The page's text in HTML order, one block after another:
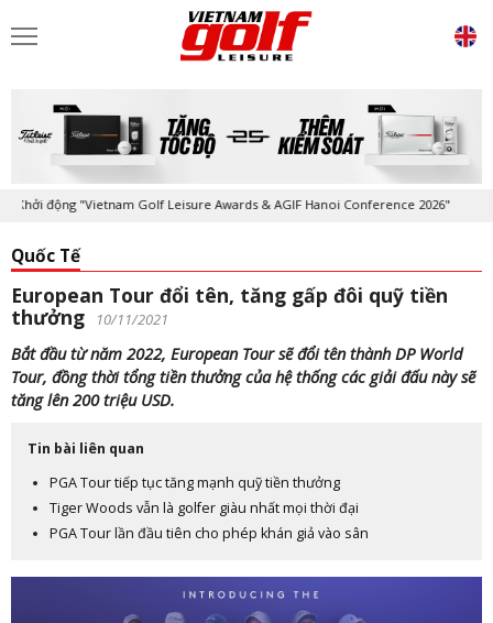
động "Vietnam Golf Leisure Awards & AGIF Hanoi Conference 2026"
Quốc Tế
European Tour đổi tên, tăng gấp đôi quỹ tiền
thưởng
10/11/2021
Bắt đầu từ năm 2022, European Tour sẽ đổi tên thành DP World
Tour, đồng thời tổng tiền thưởng của hệ thống các giải đấu này sẽ
tăng lên 200 triệu USD.
Tin bài liên quan
PGA Tour tiếp tục tăng mạnh quỹ tiền thưởng
Tiger Woods vẫn là golfer giàu nhất mọi thời đại
PGA Tour lần đầu tiên cho phép khán giả vào sân